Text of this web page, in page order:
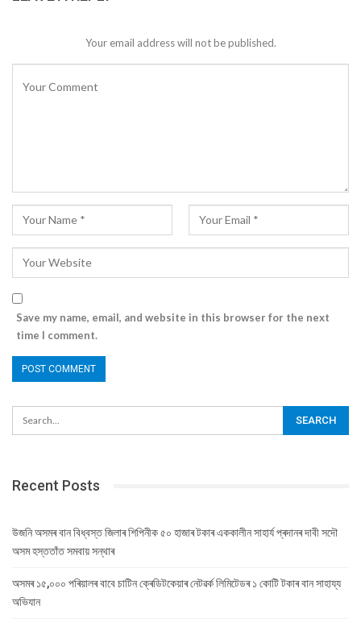
Your email address will not be published.
Save my name, email, and website in this browser for the next
time I comment.
Recent Posts
উজনি অসমৰ বান বিধ্বস্ত জিলাৰ শিপিনীক ৫০ হাজাৰ টকাৰ এককালীন সাহাৰ্য প্ৰদানৰ দাবী সদৌ
অসম হস্ততাঁত সমবায় সন্থাৰ
অসমৰ ১৫,০০০ পৰিয়ালৰ বাবে চাটিন ক্ৰেডিটকেয়াৰ নেটৱৰ্ক লিমিটেডৰ ১ কোটি টকাৰ বান সাহায্য
অভিযান